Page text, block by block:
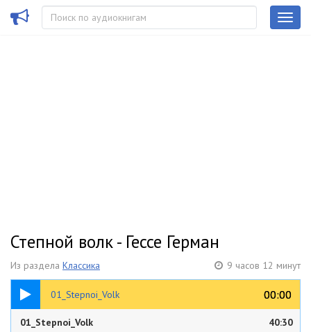
Степной волк - Гессе Герман
Из раздела Классика 9 часов 12 минут
01_Stepnoi_Volk 00:00
00:00
40:30
01_Stepnoi_Volk 40:30